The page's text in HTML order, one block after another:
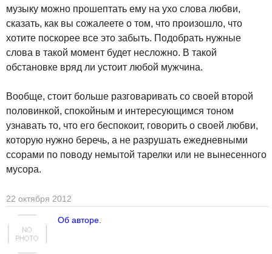
музыку можно прошептать ему на ухо слова любви,
сказать, как вы сожалеете о том, что произошло, что
хотите поскорее все это забыть. Подобрать нужные
слова в такой момент будет несложно. В такой
обстановке вряд ли устоит любой мужчина.
Вообще, стоит больше разговаривать со своей второй
половинкой, спокойным и интересующимся тоном
узнавать то, что его беспокоит, говорить о своей любви,
которую нужно беречь, а не разрушать ежедневными
ссорами по поводу немытой тарелки или не вынесенного
мусора.
22 октября 2012
Об авторе.